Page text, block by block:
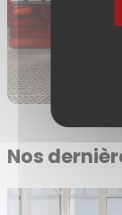
Nos